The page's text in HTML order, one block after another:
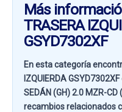
Más
TRASERA
GSYD7302XF
En esta categoría
IZQUIERDA
SEDÁN (GH) 2.0 MZR-CD
recambios relacionados